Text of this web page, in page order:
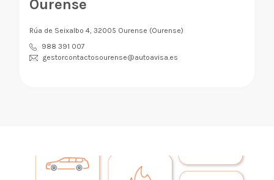
Ourense
Rúa de Seixalbo 4, 32005 Ourense (Ourense)
988 391 007
gestorcontactosourense@autoavisa.es